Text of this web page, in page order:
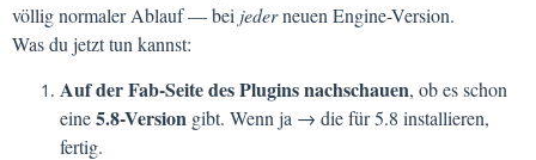
völlig normaler Ablauf — bei jederneuen Engine-Version.
Was du jetzt tun kannst:
Auf der Fab-Seite des Plugins nachschauen, ob es schon
eine5.8-Version gibt. Wenn ja → die für 5.8 installieren,
fertig.